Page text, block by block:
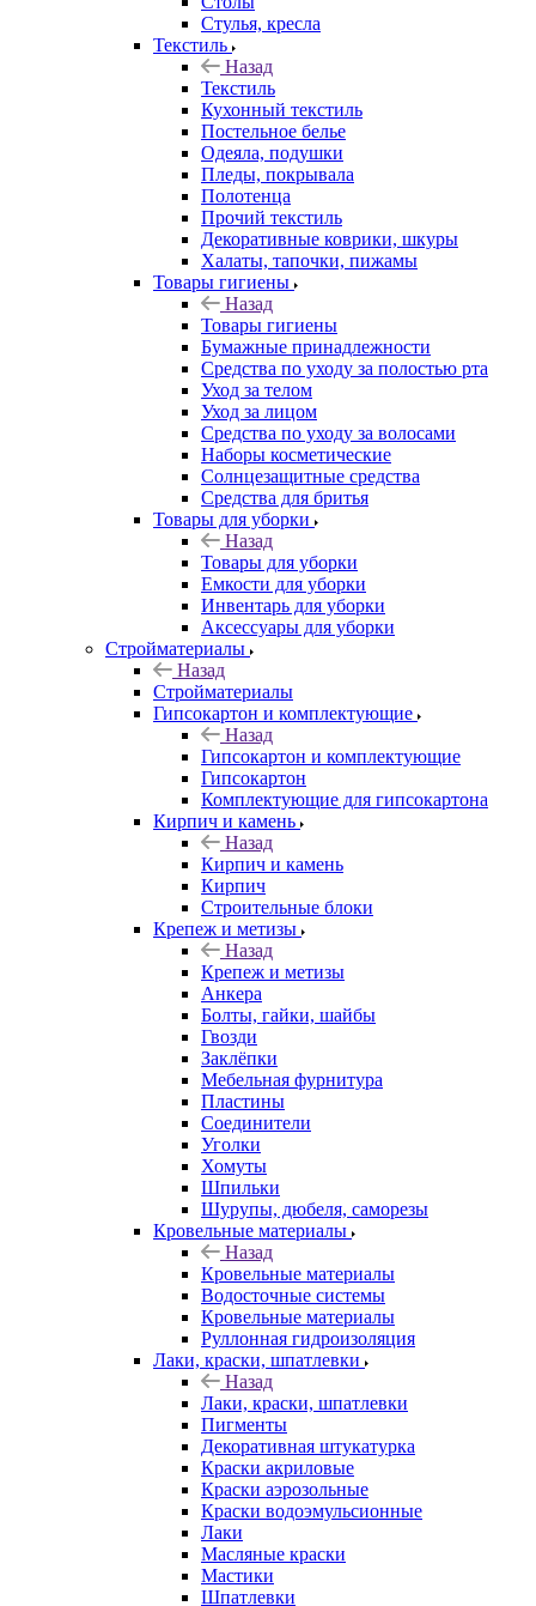
Стулья, кресла
Текстиль
Назад
Текстиль
Кухонный текстиль
Постельное белье
Одеяла, подушки
Пледы, покрывала
Полотенца
Прочий текстиль
Декоративные коврики, шкуры
Халаты, тапочки, пижамы
Товары гигиены
Назад
Товары гигиены
Бумажные принадлежности
Средства по уходу за полостью рта
Уход за телом
Уход за лицом
Средства по уходу за волосами
Наборы косметические
Солнцезащитные средства
Средства для бритья
Товары для уборки
Назад
Товары для уборки
Емкости для уборки
Инвентарь для уборки
Аксессуары для уборки
Стройматериалы
Назад
Стройматериалы
Гипсокартон и комплектующие
Назад
Гипсокартон и комплектующие
Гипсокартон
Комплектующие для гипсокартона
Кирпич и камень
Назад
Кирпич и камень
Кирпич
Строительные блоки
Крепеж и метизы
Назад
Крепеж и метизы
Анкера
Болты, гайки, шайбы
Гвозди
Заклёпки
Мебельная фурнитура
Пластины
Соединители
Уголки
Хомуты
Шпильки
Шурупы, дюбеля, саморезы
Кровельные материалы
Назад
Кровельные материалы
Водосточные системы
Кровельные материалы
Руллонная гидроизоляция
Лаки, краски, шпатлевки
Назад
Лаки, краски, шпатлевки
Пигменты
Декоративная штукатурка
Краски акриловые
Краски аэрозольные
Краски водоэмульсионные
Лаки
Масляные краски
Мастики
Шпатлевки